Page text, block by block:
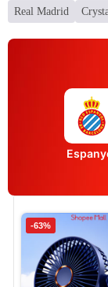
Real Madrid
-63%